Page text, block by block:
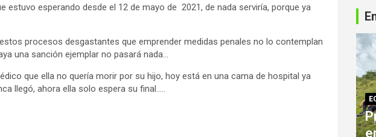
estuvo esperando desde el 12 de mayo de 2021, de nada serviría, porque ya
procesos desgastantes que emprender medidas penales no lo contemplan
una sanción ejemplar no pasará nada…
que ella no quería morir por su hijo, hoy está en una cama de hospital ya
llegó, ahora ella solo espera su final…..